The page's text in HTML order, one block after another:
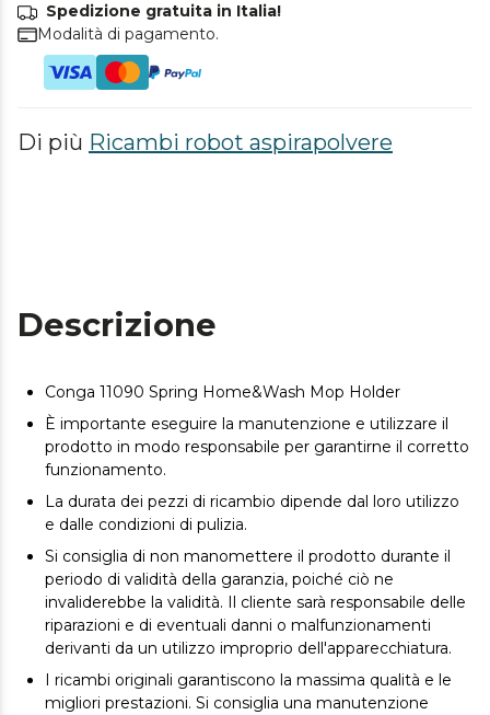
Spedizione gratuita in Italia!
Modalità di pagamento.
Di più Ricambi robot aspirapolvere
Descrizione
Conga 11090 Spring Home&Wash Mop Holder
È importante eseguire la manutenzione e utilizzare il
prodotto in modo responsabile per garantirne il corretto
funzionamento.
La durata dei pezzi di ricambio dipende dal loro utilizzo
e dalle condizioni di pulizia.
Si consiglia di non manomettere il prodotto durante il
periodo di validità della garanzia, poiché ciò ne
invaliderebbe la validità. Il cliente sarà responsabile delle
riparazioni e di eventuali danni o malfunzionamenti
derivanti da un utilizzo improprio dell'apparecchiatura.
I ricambi originali garantiscono la massima qualità e le
migliori prestazioni. Si consiglia una manutenzione